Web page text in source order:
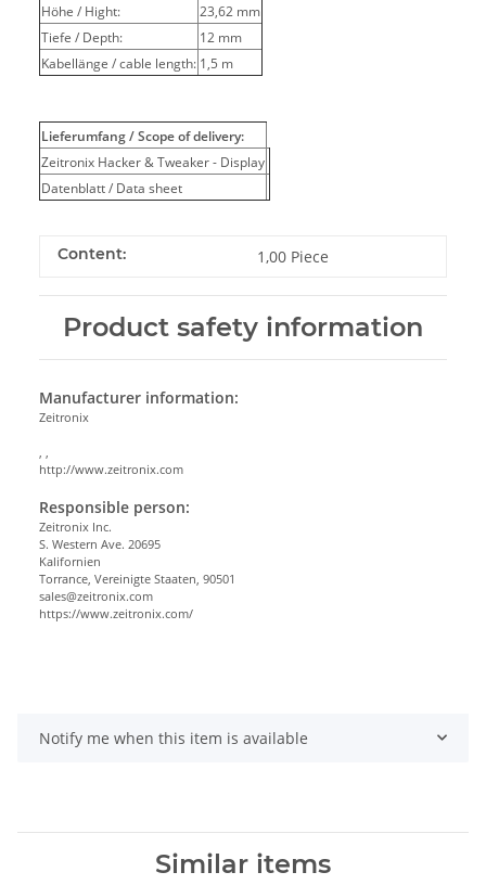
Höhe / Hight:
23,62 mm
Tiefe / Depth:
12 mm
Kabellänge / cable length: 1,5 m
Lieferumfang / Scope of delivery:
Zeitronix Hacker & Tweaker - Display
Datenblatt / Data sheet
Content: 1,00 Piece
Product safety information
Manufacturer information:
Zeitronix
http://www.zeitronix.com
Responsible person:
Zeitronix Inc.
S. Western Ave. 20695
Kalifornien
Torrance, Vereinigte Staaten, 90501
sales@zeitronix.com
https://www.zeitronix.com/
Notify me when this item is available
Similar items